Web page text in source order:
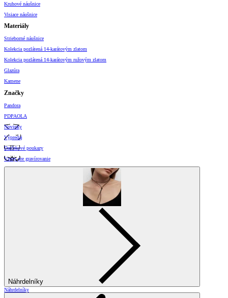
Kruhové náušnice
Visiace náušnice
Materiály
Strieborné náušnice
Kolekcia pozlátená 14-karátovým zlatom
Kolekcia pozlátená 14-karátovým ružovým zlatom
Glazúra
Kamene
Značky
Pandora
PDPAOLA
Novinky
Výpredaj
Darčekové poukazy
Vzory pre gravírovanie
Náhrdelníky
Náhrdelníky